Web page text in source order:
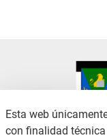
Esta web
con finalidad